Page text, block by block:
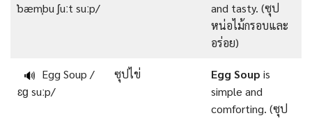
ˈbæmˌbu ʃuːt suːp/
and tasty. (ซุป
หน่อไม้กรอบและ
อร่อย)
🔊 Egg Soup /
ɛɡ suːp/
ซุปไข่ Egg Soup is
simple and
comforting. (ซุป